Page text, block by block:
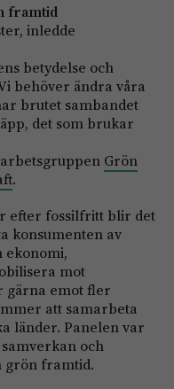
framtid
inledde
betydelse och
behöver ändra våra
brutet sambandet
det som brukar
Grön
.
efter fossilfritt blir det
konsumenten av
ekonomi,
mot
gärna emot fler
att samarbeta
länder. Panelen var
och
grön framtid.